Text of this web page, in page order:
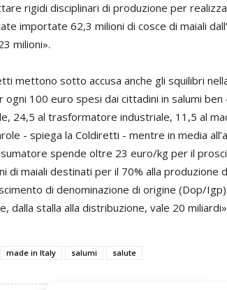
rigidi disciplinari di produzione per
importate 62,3 milioni di cosce di maiali
milioni».
mettono sotto accusa anche gli squilibri
ogni 100 euro spesi dai cittadini in salumi
24,5 al trasformatore industriale, 11,5 al
- spiega la Coldiretti - mentre in media
spende oltre 23 euro/kg per il
di maiali destinati per il 70% alla produzione
di denominazione di origine (Dop/
dalla stalla alla distribuzione, vale 20
made in Italy salumi salute